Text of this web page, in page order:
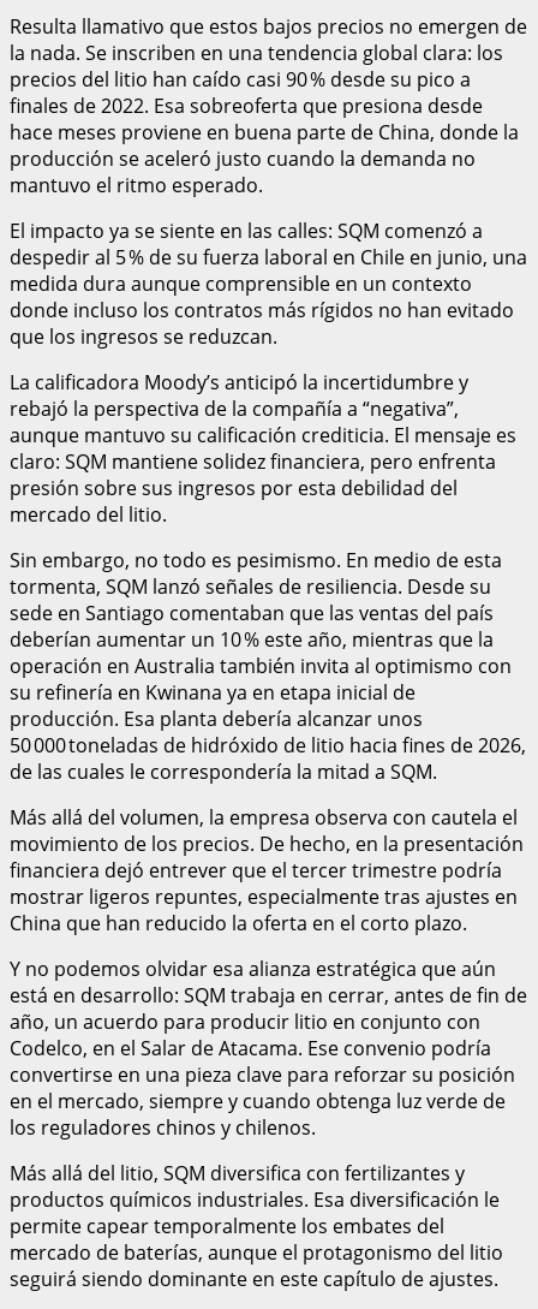
Resulta llamativo que estos bajos precios no emergen de
la nada. Se inscriben en una tendencia global clara: los
precios del litio han caído casi 90 % desde su pico a
finales de 2022. Esa sobreoferta que presiona desde
hace meses proviene en buena parte de China, donde la
producción se aceleró justo cuando la demanda no
mantuvo el ritmo esperado.
El impacto ya se siente en las calles: SQM comenzó a
despedir al 5 % de su fuerza laboral en Chile en junio, una
medida dura aunque comprensible en un contexto
donde incluso los contratos más rígidos no han evitado
que los ingresos se reduzcan.
La calificadora Moody’s anticipó la incertidumbre y
rebajó la perspectiva de la compañía a “negativa”,
aunque mantuvo su calificación crediticia. El mensaje es
claro: SQM mantiene solidez financiera, pero enfrenta
presión sobre sus ingresos por esta debilidad del
mercado del litio.
Sin embargo, no todo es pesimismo. En medio de esta
tormenta, SQM lanzó señales de resiliencia. Desde su
sede en Santiago comentaban que las ventas del país
deberían aumentar un 10 % este año, mientras que la
operación en Australia también invita al optimismo con
su refinería en Kwinana ya en etapa inicial de
producción. Esa planta debería alcanzar unos
50 000 toneladas de hidróxido de litio hacia fines de 2026,
de las cuales le correspondería la mitad a SQM.
Más allá del volumen, la empresa observa con cautela el
movimiento de los precios. De hecho, en la presentación
financiera dejó entrever que el tercer trimestre podría
mostrar ligeros repuntes, especialmente tras ajustes en
China que han reducido la oferta en el corto plazo.
Y no podemos olvidar esa alianza estratégica que aún
está en desarrollo: SQM trabaja en cerrar, antes de fin de
año, un acuerdo para producir litio en conjunto con
Codelco, en el Salar de Atacama. Ese convenio podría
convertirse en una pieza clave para reforzar su posición
en el mercado, siempre y cuando obtenga luz verde de
los reguladores chinos y chilenos.
Más allá del litio, SQM diversifica con fertilizantes y
productos químicos industriales. Esa diversificación le
permite capear temporalmente los embates del
mercado de baterías, aunque el protagonismo del litio
seguirá siendo dominante en este capítulo de ajustes.